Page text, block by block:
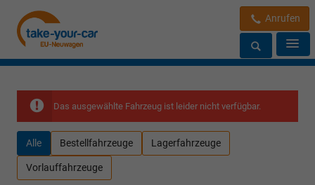
Anrufen
Das ausgewählte Fahrzeug ist leider nicht verfügbar.
Alle Bestellfahrzeuge Lagerfahrzeuge
Vorlauffahrzeuge